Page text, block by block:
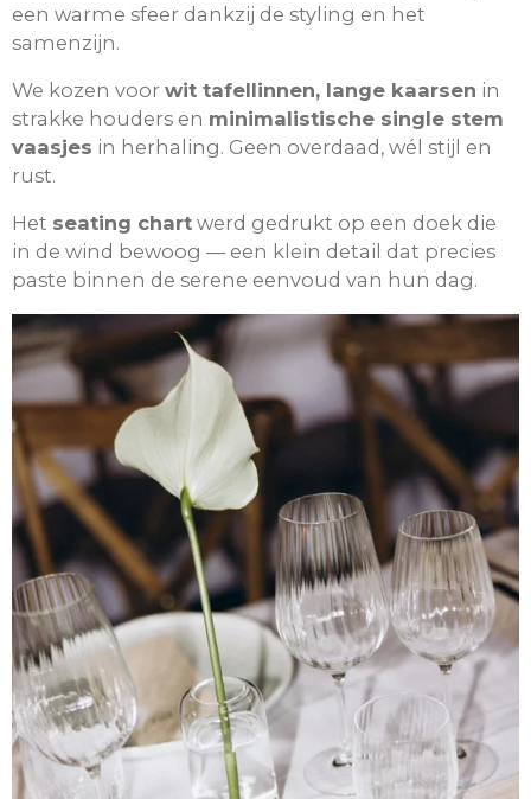
een warme sfeer dankzij de styling en het
samenzijn.
We kozen voor wit tafellinnen, lange kaarsen in
strakke houders en minimalistische single stem
vaasjes in herhaling. Geen overdaad, wél stijl en
rust.
Het seating chart werd gedrukt op een doek die
in de wind bewoog — een klein detail dat precies
paste binnen de serene eenvoud van hun dag.